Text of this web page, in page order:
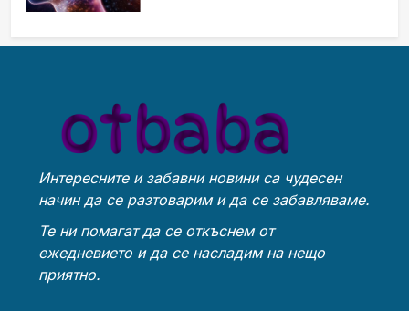
ИСТОРИЯ
Идеи за съвременен дизайн
на баня
ИСТОРИЯ
Интересните и забавни новини са чудесен
начин да се разтоварим и да се забавляваме.
Те ни помагат да се откъснем от
ежедневието и да се насладим на нещо
приятно.
борим с глобалното
затопляне
ТЕХНОЛОГИИ
Човешкият мозък –
невероятна сложност и
ИНТЕРЕСНО ИСТОРИЯ